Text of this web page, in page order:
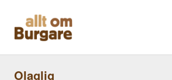
Olaglig